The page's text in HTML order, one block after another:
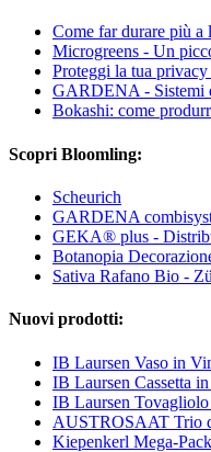
Come far durare più
Microgreens - Un
Proteggi la tua
GARDENA - Sistemi
Bokashi: come
Scopri Bloomling:
Scheurich
GARDENA
GEKA® plus -
Botanopia
Sativa Rafano Bio -
Nuovi prodotti:
IB Laursen Vaso in
IB Laursen Cassetta
IB Laursen
AUSTROSAAT Trio
Kiepenkerl Mega-